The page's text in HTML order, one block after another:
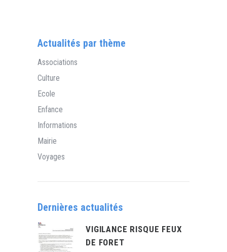
Actualités par thème
Associations
Culture
Ecole
Enfance
Informations
Mairie
Voyages
Dernières actualités
VIGILANCE RISQUE FEUX
DE FORET